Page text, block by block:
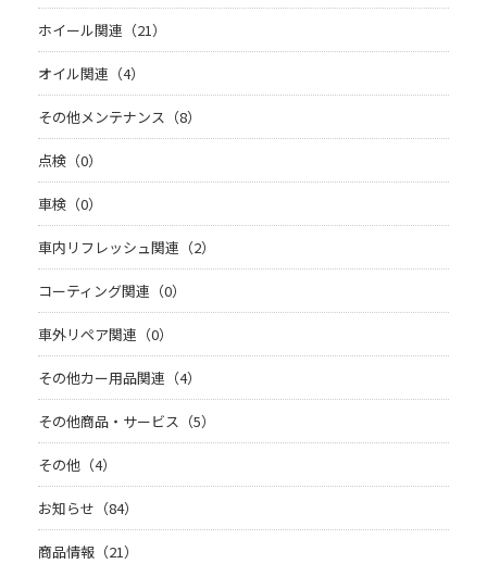
ホイール関連（21）
オイル関連（4）
その他メンテナンス（8）
点検（0）
車検（0）
車内リフレッシュ関連（2）
コーティング関連（0）
車外リペア関連（0）
その他カー用品関連（4）
その他商品・サービス（5）
その他（4）
お知らせ（84）
商品情報（21）